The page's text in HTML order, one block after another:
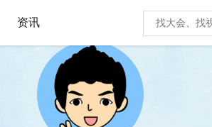
资讯